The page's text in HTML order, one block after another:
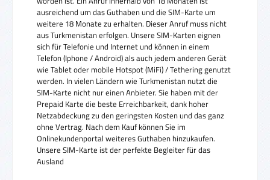
ausreichend um das Guthaben und die SIM-Karte um
weitere 18 Monate zu erhalten. Dieser Anruf muss nicht
aus Turkmenistan erfolgen. Unsere SIM-Karten eignen
sich für Telefonie und Internet und können in einem
Telefon (Iphone / Android) als auch jedem anderen Gerät
wie Tablet oder mobile Hotspot (MiFi) / Tethering genutzt
werden. In vielen Ländern wie Turkmenistan nutzt die
SIM-Karte nicht nur einen Anbieter. Sie haben mit der
Prepaid Karte die beste Erreichbarkeit, dank hoher
Netzabdeckung zu den geringsten Kosten und das ganz
ohne Vertrag. Nach dem Kauf können Sie im
Onlinekundenportal weiteres Guthaben hinzukaufen.
Unsere SIM-Karte ist der perfekte Begleiter für das
Ausland